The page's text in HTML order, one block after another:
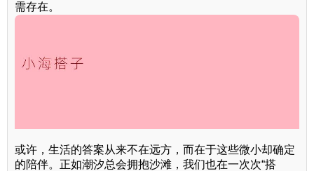
需存在。
或许，生活的答案从来不在远方，而在于这些微小却确定
的陪伴。正如潮汐总会拥抱沙滩，我们也在一次次“搭